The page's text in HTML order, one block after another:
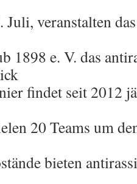
Juli, veranstalten
1898 e. V. das
findet seit 2012
20 Teams um
bieten